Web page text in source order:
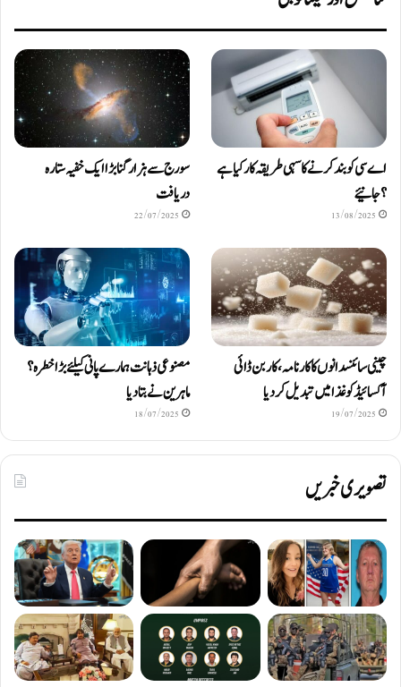
اے سی کو بند کرنے کا سہی طریقہ کار کیا ہے
؟ جانیئے
13/08/2025
سورج سے ہزار گنا بڑا ایک خفیہ ستارہ
دریافت
22/07/2025
چینی سائنسدانوں کا کارنامہ، کاربن ڈائی
آکسائیڈ کو غذا میں تبدیل کردیا
19/07/2025
مصنوعی ذہانت ہمارے پانی کیلئے بڑا خطرہ؟
ماہرین نے بتا دیا
18/07/2025
تصویری خبریں